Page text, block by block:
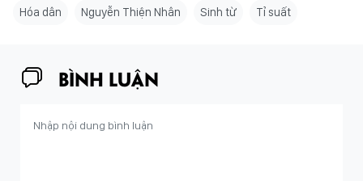
Hóa dân Nguyễn Thiện Nhân Sinh từ Tỉ suất
BÌNH LUẬN